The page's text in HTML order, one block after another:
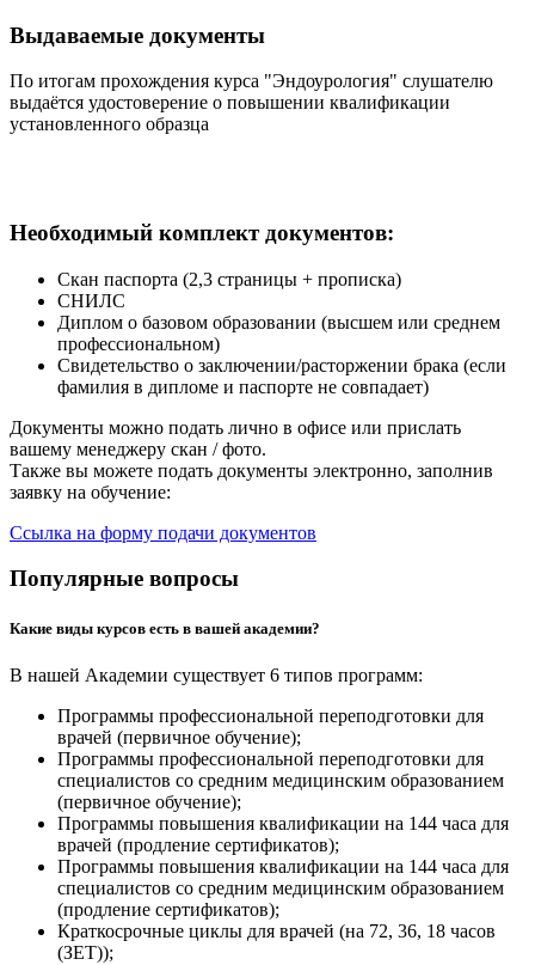
Выдаваемые документы
По итогам прохождения курса "Эндоурология" слушателю
выдаётся удостоверение о повышении квалификации
установленного образца
Необходимый комплект документов:
Скан паспорта (2,3 страницы + прописка)
СНИЛС
Диплом о базовом образовании (высшем или среднем
профессиональном)
Свидетельство о заключении/расторжении брака (если
фамилия в дипломе и паспорте не совпадает)
Документы можно подать лично в офисе или прислать
вашему менеджеру скан / фото.
Также вы можете подать документы электронно, заполнив
заявку на обучение:
Ссылка на форму подачи документов
Популярные вопросы
Какие виды курсов есть в вашей академии?
В нашей Академии существует 6 типов программ:
Программы профессиональной переподготовки для
врачей (первичное обучение);
Программы профессиональной переподготовки для
специалистов со средним медицинским образованием
(первичное обучение);
Программы повышения квалификации на 144 часа для
врачей (продление сертификатов);
Программы повышения квалификации на 144 часа для
специалистов со средним медицинским образованием
(продление сертификатов);
Краткосрочные циклы для врачей (на 72, 36, 18 часов
(ЗЕТ));